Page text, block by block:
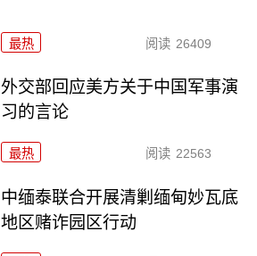
最热 阅读 26409
外交部回应美方关于中国军事演
习的言论
最热 阅读 22563
中缅泰联合开展清剿缅甸妙瓦底
地区赌诈园区行动